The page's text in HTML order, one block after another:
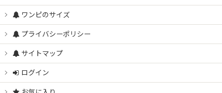
ワンピのサイズ
プライバシーポリシー
サイトマップ
ログイン